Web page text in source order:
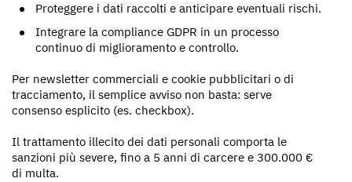
Proteggere i dati raccolti e anticipare eventuali rischi.
Integrare la compliance GDPR in un processo
continuo di miglioramento e controllo.
Per newsletter commerciali e cookie pubblicitari o di
tracciamento, il semplice avviso non basta: serve
consenso esplicito (es. checkbox).
Il trattamento illecito dei dati personali comporta le
sanzioni più severe, fino a 5 anni di carcere e 300.000 €
di multa.